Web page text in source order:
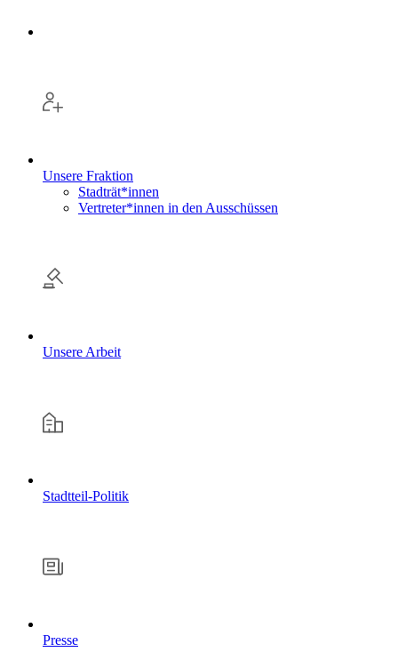
Unsere Fraktion
Stadträt*innen
Vertreter*innen in den Ausschüssen
Unsere Arbeit
Stadtteil-Politik
Presse